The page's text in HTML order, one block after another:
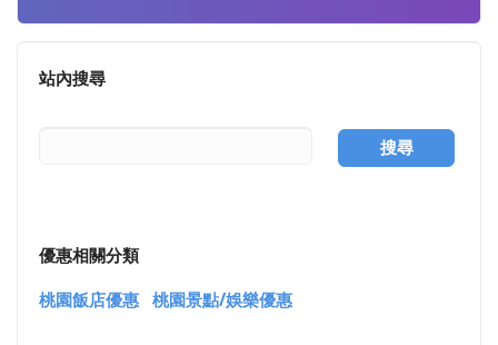
站內搜尋
搜尋
優惠相關分類
桃園飯店優惠 桃園景點/娛樂優惠